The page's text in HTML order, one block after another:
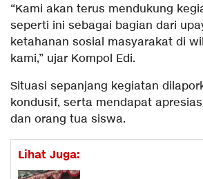
“Kami akan terus mendukung
seperti ini sebagai bagian dari
ketahanan sosial masyarakat di
kami,” ujar Kompol Edi.
Situasi sepanjang kegiatan
kondusif, serta mendapat
dan orang tua siswa.
Lihat Juga: